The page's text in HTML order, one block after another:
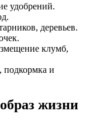
удобрений.
деревьев.
клумб,
подкормка и
жизни